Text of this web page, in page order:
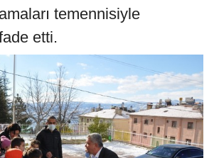
temennisiyle
etti.